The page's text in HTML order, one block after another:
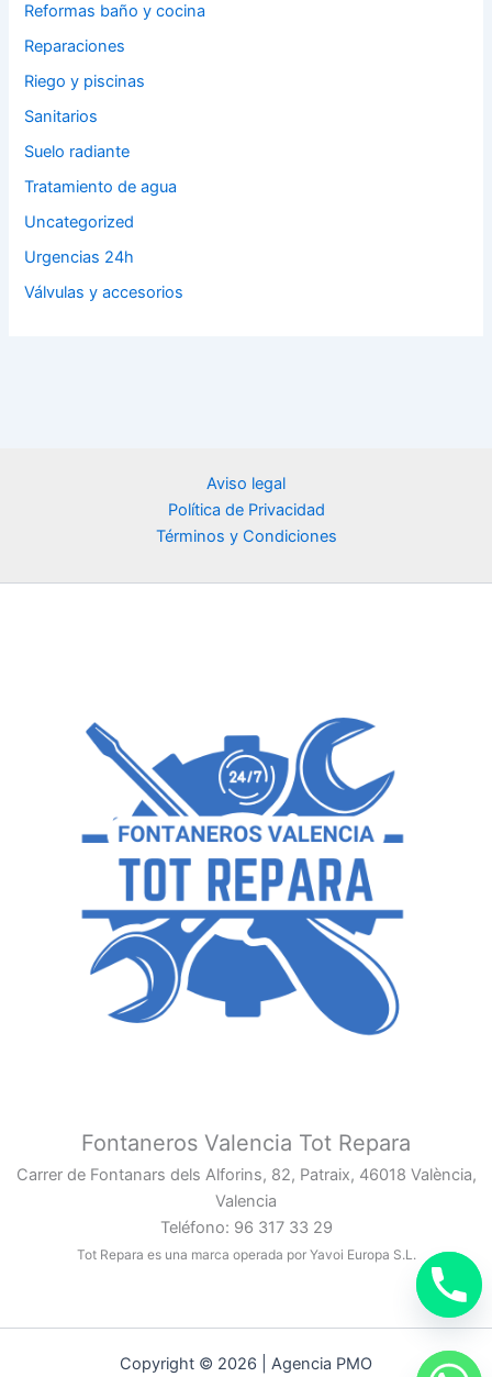
Reformas baño y cocina
Reparaciones
Riego y piscinas
Sanitarios
Suelo radiante
Tratamiento de agua
Uncategorized
Urgencias 24h
Válvulas y accesorios
Aviso legal
Política de Privacidad
Términos y Condiciones
Fontaneros Valencia Tot Repara
Carrer de Fontanars dels Alforins, 82, Patraix, 46018 València,
Valencia
Teléfono: 96 317 33 29
Tot Repara es una marca operada por Yavoi Europa S.L.
Copyright © 2026 | Agencia PMO